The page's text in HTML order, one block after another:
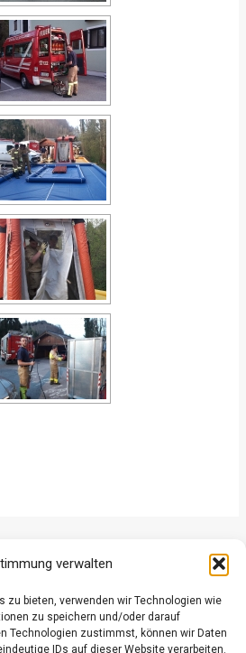
verwalten
zu bieten, verwenden wir Technologien wie
zu speichern und/oder darauf
Technologien zustimmst, können wir Daten
IDs auf dieser Website verarbeiten.